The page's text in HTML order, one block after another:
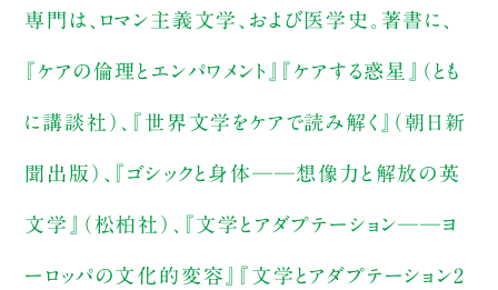
専門は、ロマン主義文学、および医学史。著書に、
『ケアの倫理とエンパワメント』『ケアする惑星』（とも
に講談社）、『世界文学をケアで読み解く』（朝日新
聞出版）、『ゴシックと身体──想像力と解放の英
文学』（松柏社）、『文学とアダプテーション──ヨ
ーロッパの文化的変容』『文学とアダプテーション2